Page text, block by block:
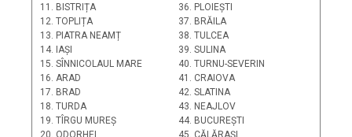
11. BISTRIȚA
12. TOPLIȚA
13. PIATRA NEAMȚ
14. IAȘI
15. SÎNNICOLAUL MARE
16. ARAD
17. BRAD
18. TURDA
19. TÎRGU MUREȘ
36. PLOIEȘTI
37. BRĂILA
38. TULCEA
39. SULINA
40. TURNU-SEVERIN
41. CRAIOVA
42. SLATINA
43. NEAJLOV
44. BUCUREȘTI